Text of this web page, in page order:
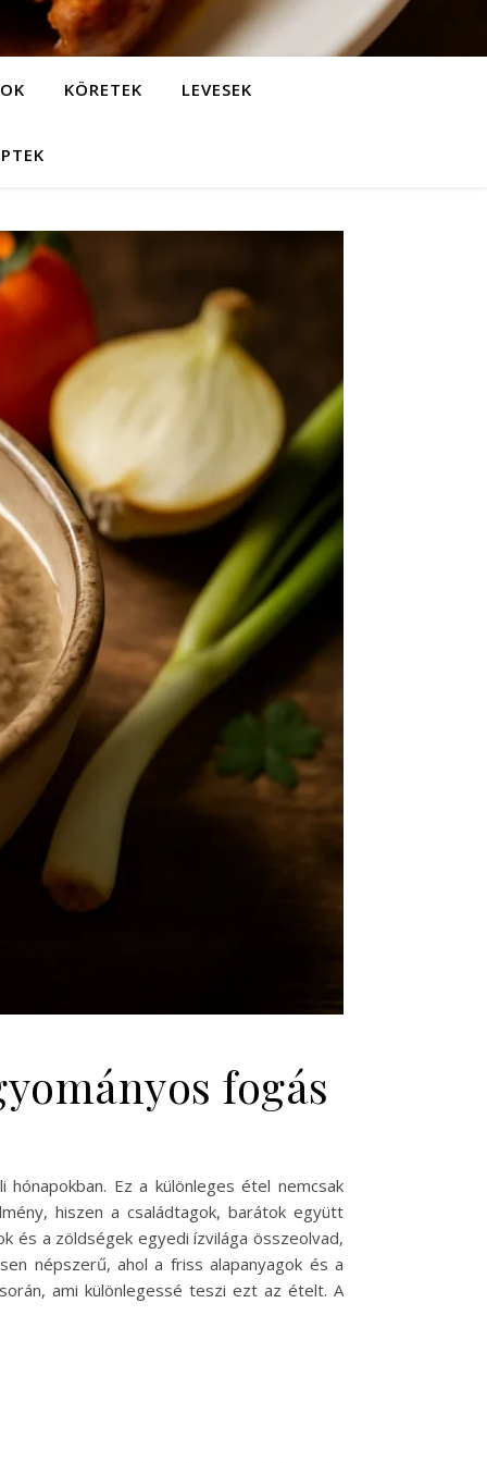
KÖRETEK LEVESEK
fogás
Ez a különleges étel nemcsak
hiszen a családtagok, barátok együtt
és a zöldségek egyedi ízvilága összeolvad,
népszerű, ahol a friss alapanyagok és a
ami különlegessé teszi ezt az ételt. A